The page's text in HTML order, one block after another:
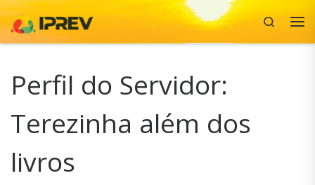
Skip to content
Search
Perfil do Servidor:
Terezinha além dos
livros